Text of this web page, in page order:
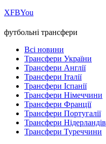
ХFBYou
футбольні трансфери
Всі новини
Трансфери України
Трансфери Англії
Трансфери Італії
Трансфери Іспанії
Трансфери Німеччини
Трансфери Франції
Трансфери Португалії
Трансфери Нідерландів
Трансфери Туреччини